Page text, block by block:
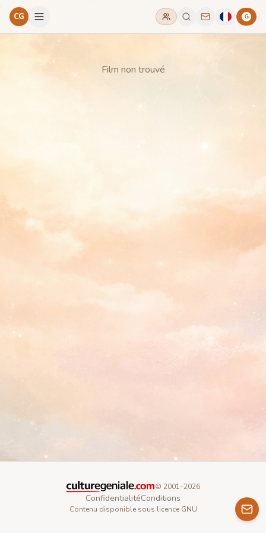
CG G
Film non trouvé
© 2001–2026
ConfidentialitéConditions
Contenu disponible sous licence GNU